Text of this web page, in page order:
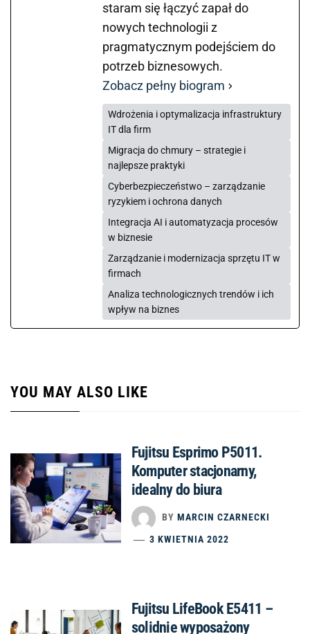
staram się łączyć zapał do
nowych technologii z
pragmatycznym podejściem do
potrzeb biznesowych.
Zobacz pełny biogram
Wdrożenia i optymalizacja infrastruktury
IT dla firm
Migracja do chmury – strategie i
najlepsze praktyki
Cyberbezpieczeństwo – zarządzanie
ryzykiem i ochrona danych
Integracja AI i automatyzacja procesów
w biznesie
Zarządzanie i modernizacja sprzętu IT w
firmach
Analiza technologicznych trendów i ich
wpływ na biznes
YOU MAY ALSO LIKE
Fujitsu Esprimo P5011.
Komputer stacjonarny,
idealny do biura
BY MARCIN CZARNECKI
3 KWIETNIA 2022
Fujitsu LifeBook E5411 –
solidnie wyposażony